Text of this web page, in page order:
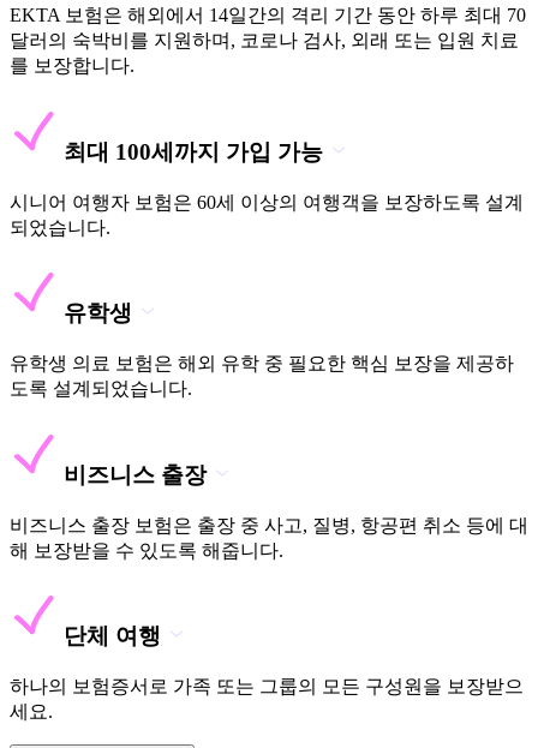
EKTA 보험은 해외에서 14일간의 격리 기간 동안 하루 최대 70
달러의 숙박비를 지원하며, 코로나 검사, 외래 또는 입원 치료
를 보장합니다.
최대 100세까지 가입 가능
시니어 여행자 보험은 60세 이상의 여행객을 보장하도록 설계
되었습니다.
유학생
유학생 의료 보험은 해외 유학 중 필요한 핵심 보장을 제공하
도록 설계되었습니다.
비즈니스 출장
비즈니스 출장 보험은 출장 중 사고, 질병, 항공편 취소 등에 대
해 보장받을 수 있도록 해줍니다.
단체 여행
하나의 보험증서로 가족 또는 그룹의 모든 구성원을 보장받으
세요.